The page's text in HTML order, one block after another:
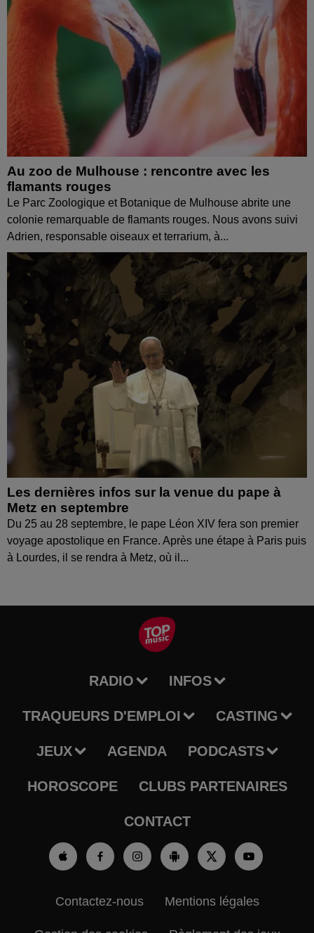
Au zoo de Mulhouse : rencontre avec les
flamants rouges
Le Parc Zoologique et Botanique de Mulhouse abrite une
colonie remarquable de flamants rouges. Nous avons suivi
Adrien, responsable oiseaux et terrarium, à...
Les dernières infos sur la venue du pape à
Metz en septembre
Du 25 au 28 septembre, le pape Léon XIV fera son premier
voyage apostolique en France. Après une étape à Paris puis
à Lourdes, il se rendra à Metz, où il...
RADIO INFOS
TRAQUEURS D'EMPLOI CASTING
JEUX AGENDA PODCASTS
HOROSCOPE CLUBS PARTENAIRES
CONTACT
Contactez-nous Mentions légales